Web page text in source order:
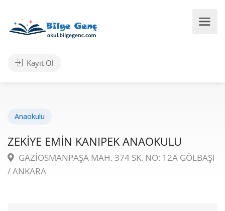
Kayıt Ol
Anaokulu
ZEKİYE EMİN KANIPEK ANAOKULU
GAZİOSMANPAŞA MAH. 374 SK. NO: 12A GÖLBAŞI
/ ANKARA